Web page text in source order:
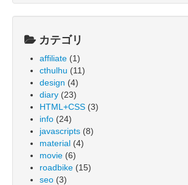
カテゴリ
affiliate (1)
cthulhu (11)
design (4)
diary (23)
HTML+CSS (3)
info (24)
javascripts (8)
material (4)
movie (6)
roadbike (15)
seo (3)